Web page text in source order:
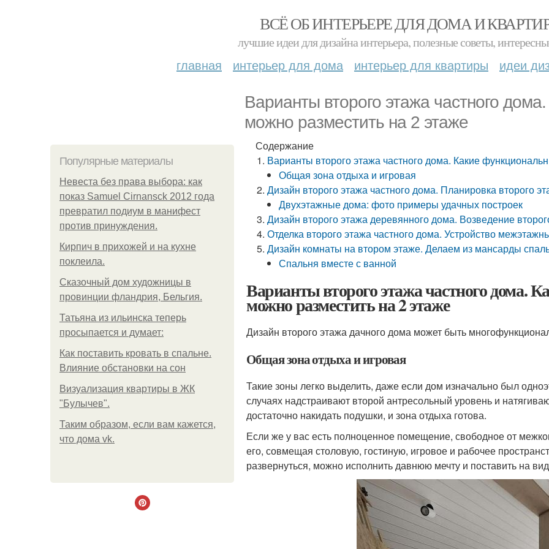
ВСЁ ОБ ИНТЕРЬЕРЕ ДЛЯ ДОМА И
лучшие идеи для дизайна интерьера, полезные советы,
главная интерьер для дома интерьер для квартиры идеи
Варианты второго этажа частного
можно разместить на 2 этаже
Популярные материалы
Невеста без права выбора: как
показ Samuel Cirnansck 2012 года
превратил подиум в манифест
против принуждения.
Кирпич в прихожей и на кухне
поклеила.
Сказочный дом художницы в
провинции фландрия, Бельгия.
Татьяна из ильинска теперь
просыпается и думает:
Как поставить кровать в спальне.
Влияние обстановки на сон
Визуализация квартиры в ЖК
"Булычев".
Таким образом, если вам кажется,
что дома vk.
Содержание
Варианты второго этажа частного дома. Какие
Общая зона отдыха и игровая
Дизайн второго этажа частного дома. Планировка второго
Двухэтажные дома: фото примеры удачных построек
Дизайн второго этажа деревянного дома. Возведение
Отделка второго этажа частного дома. Устройство
Дизайн комнаты на втором этаже. Делаем из мансарды
Спальня вместе с ванной
Варианты второго этажа частного дома.
можно разместить на 2 этаже
Дизайн второго этажа дачного дома может быть
Общая зона отдыха и игровая
Такие зоны легко выделить, даже если дом изначально был
случаях надстраивают второй антресольный уровень и
достаточно накидать подушки, и зона отдыха готова.
Если же у вас есть полноценное помещение, свободное от
его, совмещая столовую, гостиную, игровое и рабочее
развернуться, можно исполнить давнюю мечту и поставить на